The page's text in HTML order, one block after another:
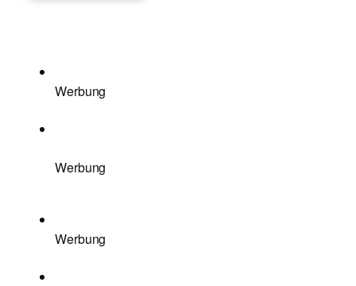
Werbung
Werbung
Werbung